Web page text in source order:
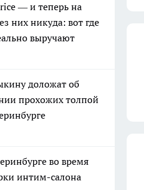
— и теперь на
них никуда: вот где
выручают
доложат об
прохожих толпой
во время
интим-салона